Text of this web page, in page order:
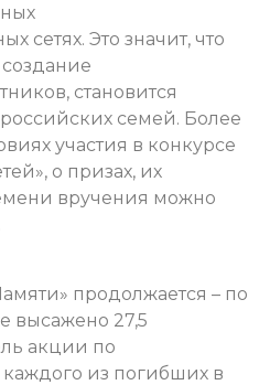
сетях. Это значит, что
становится
семей. Более
участия в конкурсе
о призах, их
вручения можно
продолжается – по
высажено 27,5
акции по
из погибших в